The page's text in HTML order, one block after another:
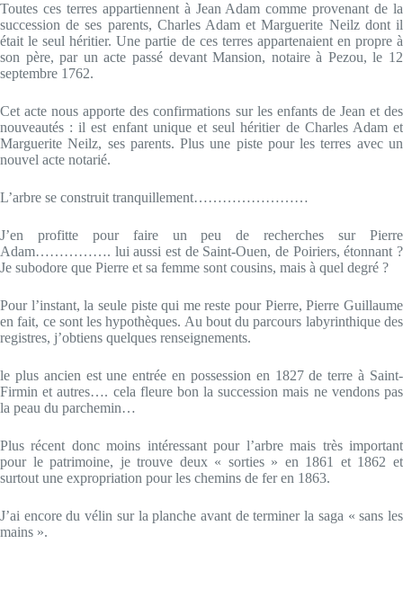
Toutes ces terres appartiennent à Jean Adam comme provenant de la
succession de ses parents, Charles Adam et Marguerite Neilz dont il
était le seul héritier. Une partie de ces terres appartenaient en propre à
son père, par un acte passé devant Mansion, notaire à Pezou, le 12
septembre 1762.
Cet acte nous apporte des confirmations sur les enfants de Jean et des
nouveautés : il est enfant unique et seul héritier de Charles Adam et
Marguerite Neilz, ses parents. Plus une piste pour les terres avec un
nouvel acte notarié.
L’arbre se construit tranquillement……………………
J’en profitte pour faire un peu de recherches sur Pierre
Adam……………. lui aussi est de Saint-Ouen, de Poiriers, étonnant ?
Je subodore que Pierre et sa femme sont cousins, mais à quel degré ?
Pour l’instant, la seule piste qui me reste pour Pierre, Pierre Guillaume
en fait, ce sont les hypothèques. Au bout du parcours labyrinthique des
registres, j’obtiens quelques renseignements.
le plus ancien est une entrée en possession en 1827 de terre à Saint-
Firmin et autres…. cela fleure bon la succession mais ne vendons pas
la peau du parchemin…
Plus récent donc moins intéressant pour l’arbre mais très important
pour le patrimoine, je trouve deux « sorties » en 1861 et 1862 et
surtout une expropriation pour les chemins de fer en 1863.
J’ai encore du vélin sur la planche avant de terminer la saga « sans les
mains ».